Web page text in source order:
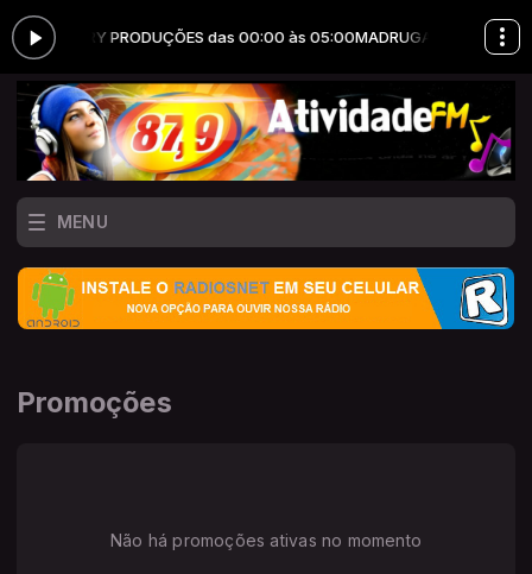
JOTA ERRY PRODUÇÕES das 00:00 às 05:00MADRUGADA DE
MENU
Promoções
Não há promoções ativas no momento